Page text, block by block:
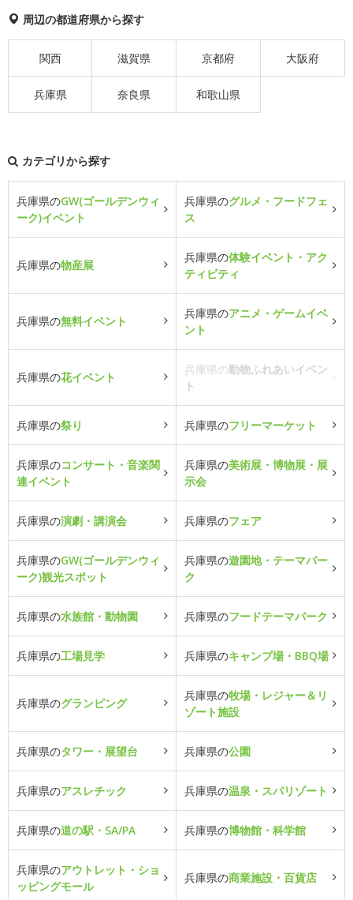
周辺の都道府県から探す
関西 滋賀県 京都府 大阪府
兵庫県 奈良県 和歌山県
カテゴリから探す
兵庫県のGW(ゴールデンウィ
ーク)イベント
兵庫県のグルメ・フードフェ
ス
兵庫県の物産展
兵庫県の体験イベント・アク
ティビティ
兵庫県の無料イベント
兵庫県のアニメ・ゲームイベ
ント
兵庫県の花イベント
兵庫県の動物ふれあいイベン
ト
兵庫県の祭り 兵庫県のフリーマーケット
兵庫県のコンサート・音楽関
連イベント
兵庫県の美術展・博物展・展
示会
兵庫県の演劇・講演会 兵庫県のフェア
兵庫県のGW(ゴールデンウィ
ーク)観光スポット
兵庫県の遊園地・テーマパー
ク
兵庫県の水族館・動物園 兵庫県のフードテーマパーク
兵庫県の工場見学 兵庫県のキャンプ場・BBQ場
兵庫県のグランピング
兵庫県の牧場・レジャー＆リ
ゾート施設
兵庫県のタワー・展望台 兵庫県の公園
兵庫県のアスレチック 兵庫県の温泉・スパリゾート
兵庫県の道の駅・SA/PA 兵庫県の博物館・科学館
兵庫県のアウトレット・ショ
ッピングモール
兵庫県の商業施設・百貨店